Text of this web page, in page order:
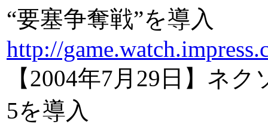
“要塞争奪戦”を導入
http://
【2004年7月29日】ネ
5を導入